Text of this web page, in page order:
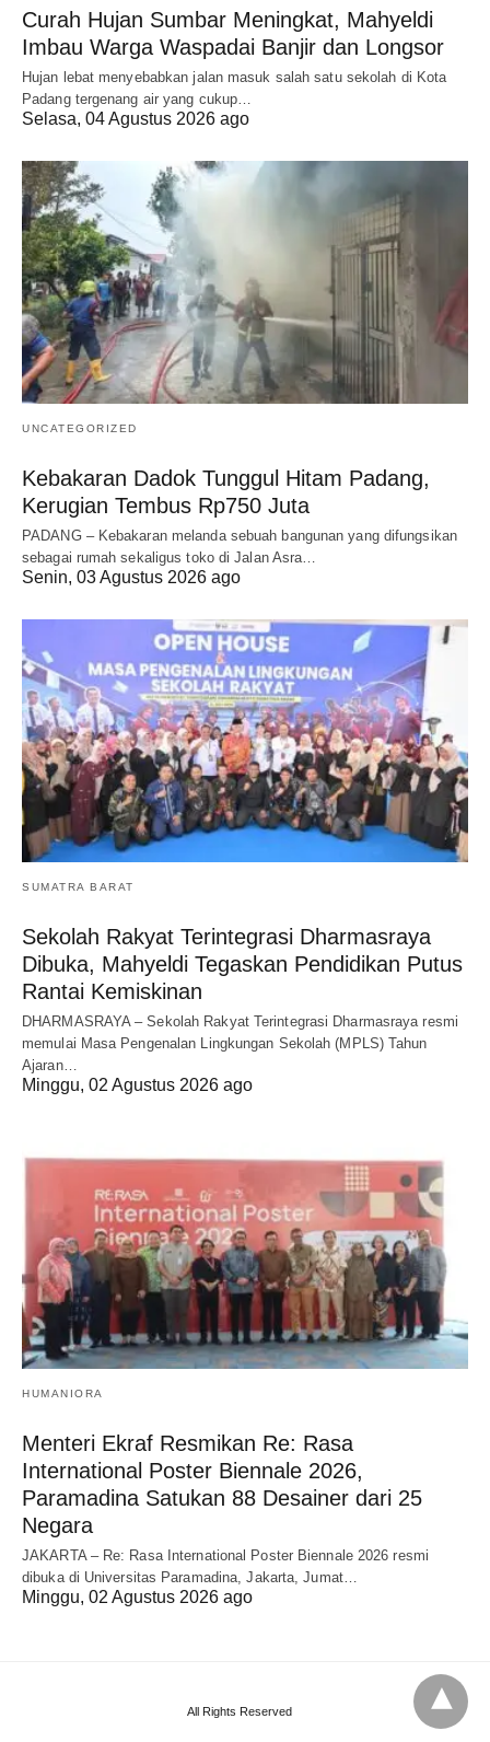
Curah Hujan Sumbar Meningkat, Mahyeldi
Imbau Warga Waspadai Banjir dan Longsor
Hujan lebat menyebabkan jalan masuk salah satu sekolah di Kota
Padang tergenang air yang cukup…
Selasa, 04 Agustus 2026 ago
UNCATEGORIZED
Kebakaran Dadok Tunggul Hitam Padang,
Kerugian Tembus Rp750 Juta
PADANG – Kebakaran melanda sebuah bangunan yang difungsikan
sebagai rumah sekaligus toko di Jalan Asra…
Senin, 03 Agustus 2026 ago
SUMATRA BARAT
Sekolah Rakyat Terintegrasi Dharmasraya
Dibuka, Mahyeldi Tegaskan Pendidikan Putus
Rantai Kemiskinan
DHARMASRAYA – Sekolah Rakyat Terintegrasi Dharmasraya resmi
memulai Masa Pengenalan Lingkungan Sekolah (MPLS) Tahun
Ajaran…
Minggu, 02 Agustus 2026 ago
HUMANIORA
Menteri Ekraf Resmikan Re: Rasa
International Poster Biennale 2026,
Paramadina Satukan 88 Desainer dari 25
Negara
JAKARTA – Re: Rasa International Poster Biennale 2026 resmi
dibuka di Universitas Paramadina, Jakarta, Jumat…
Minggu, 02 Agustus 2026 ago
All Rights Reserved